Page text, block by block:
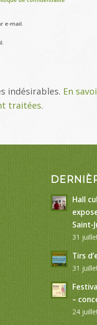
e-mail.
indésirables. En
traitées.
Hall
Saint-
31
Tirs
31
–
24